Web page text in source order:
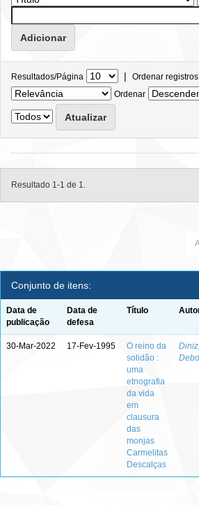
Resultados/Página | Ordenar
Ordenar
Resultado 1-1 de 1.
Conjunto de itens:
Data de
publicação
Data de
defesa
Título
30-Mar-2022 17-Fev-1995
O reino da
solidão :
uma
etnografia
da vida
em
clausura
das
monjas
Carmelitas
Descalças
Diniz,